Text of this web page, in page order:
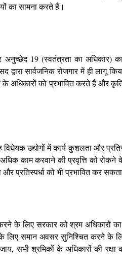
का सामना करते हैं।
19 (स्वतंत्रता का अधिकार)
सार्वजनिक रोजगार में ही लागू
के अधिकारों को प्रभावित करते हैं और
उद्योगों में कार्य कुशलता और
काम करवाने की प्रवृत्ति को रोकने
प्रतिस्पर्धा को भी प्रभावित कर
के लिए सरकार को श्रम अधिकारों
लिए समान अवसर सुनिश्चित करने के
सभी श्रमिकों के अधिकारों की